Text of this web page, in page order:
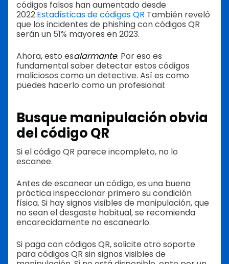
códigos falsos han aumentado desde
2022.Estadísticas de códigos QR También reveló
que los incidentes de phishing con códigos QR
serán un 51% mayores en 2023.
Ahora, esto esalarmante. Por eso es
fundamental saber detectar estos códigos
maliciosos como un detective. Así es como
puedes hacerlo como un profesional:
Busque manipulación obvia
del código QR
Si el código QR parece incompleto, no lo
escanee.
Antes de escanear un código, es una buena
práctica inspeccionar primero su condición
física. Si hay signos visibles de manipulación, que
no sean el desgaste habitual, se recomienda
encarecidamente no escanearlo.
Si paga con códigos QR, solicite otro soporte
para códigos QR sin signos visibles de